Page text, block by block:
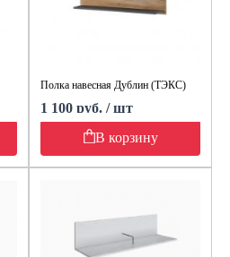
Полка навесная Дублин (ТЭКС)
1 100 руб. / шт
В корзину